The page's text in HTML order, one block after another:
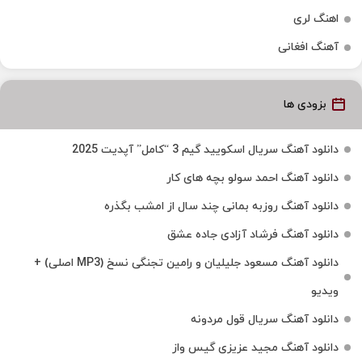
اهنگ لری
آهنگ افغانی
بزودی ها
دانلود آهنگ سریال اسکویید گیم 3 “کامل” آپدیت 2025
دانلود آهنگ احمد سولو بچه های کار
دانلود آهنگ روزبه بمانی چند سال از امشب بگذره
دانلود آهنگ فرشاد آزادی جاده عشق
دانلود آهنگ مسعود جلیلیان و رامین تجنگی نسخ (MP3 اصلی) +
ویدیو
دانلود آهنگ سریال قول مردونه
دانلود آهنگ مجید عزیزی گیس واز